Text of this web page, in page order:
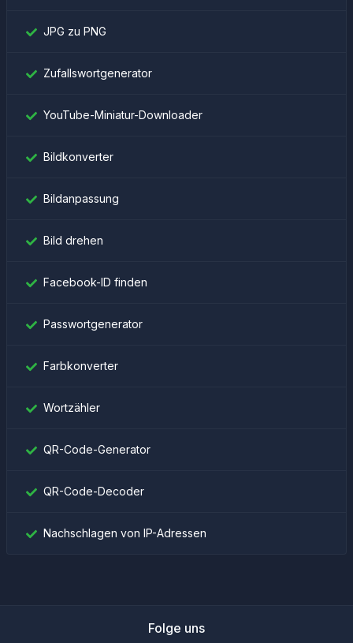
JPG zu PNG
Zufallswortgenerator
YouTube-Miniatur-Downloader
Bildkonverter
Bildanpassung
Bild drehen
Facebook-ID finden
Passwortgenerator
Farbkonverter
Wortzähler
QR-Code-Generator
QR-Code-Decoder
Nachschlagen von IP-Adressen
Folge uns